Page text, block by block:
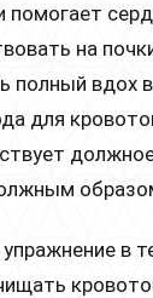
помогает
на
полный вдох
для
в